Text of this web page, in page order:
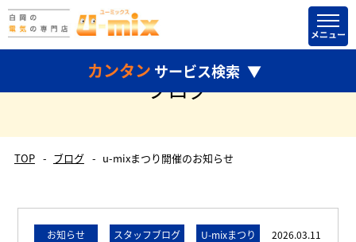
カンタン サービス検索
どちらかだけ選択して検索することもできます。
ブログ
TOP ブログ u-mixまつり開催のお知らせ
お知らせ スタッフブログ U-mixまつり 2026.03.11